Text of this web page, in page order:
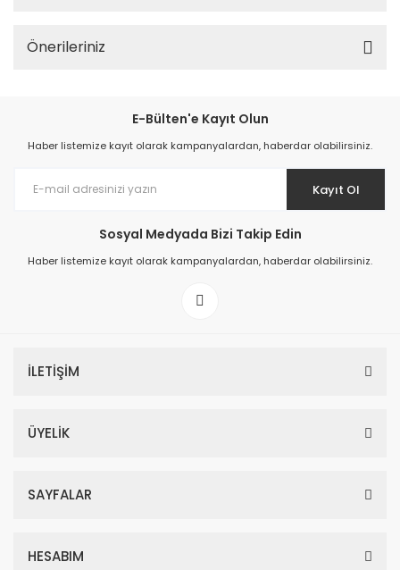
Önerileriniz
E-Bülten'e Kayıt Olun
Haber listemize kayıt olarak kampanyalardan, haberdar olabilirsiniz.
Kayıt Ol
Sosyal Medyada Bizi Takip Edin
Haber listemize kayıt olarak kampanyalardan, haberdar olabilirsiniz.
İLETİŞİM
ÜYELİK
SAYFALAR
HESABIM